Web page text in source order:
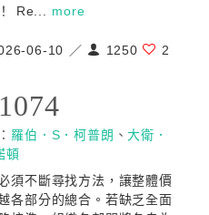
Re... more
06-10 ／ 1250 2
1074
羅伯．S．柯普朗 、大衛．
頓
須不斷尋找方法，讓整體價
各部分的總合。若缺乏全面